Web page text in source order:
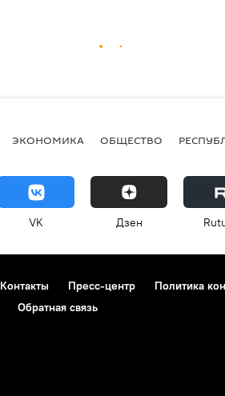
ЭКОНОМИКА ОБЩЕСТВО
VK Дзен
Контакты Пресс-центр Политика
Обратная связь